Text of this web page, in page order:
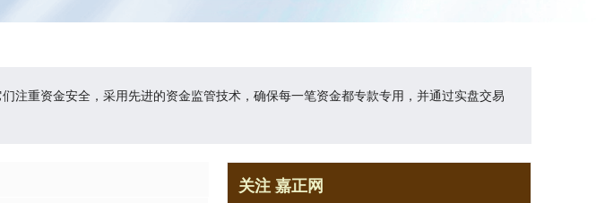
重资金安全，采用先进的资金监管技术，确保每一笔资金都专款专用，并通过实盘交易
关注 嘉正网